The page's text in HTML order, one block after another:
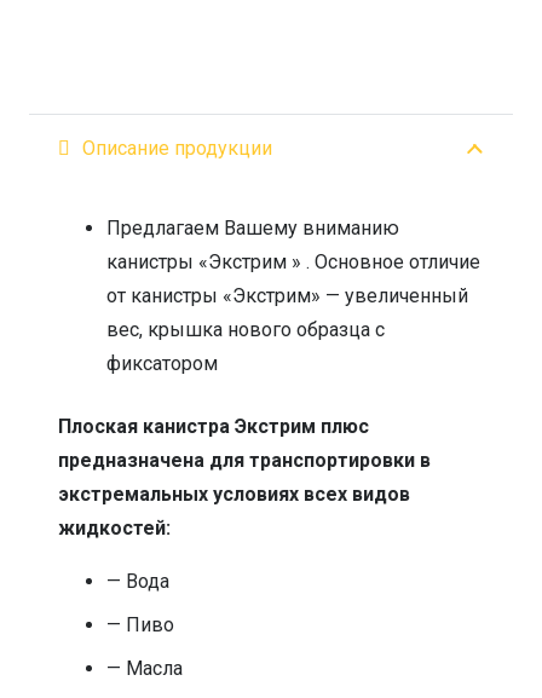
Описание продукции
Предлагаем Вашему вниманию
канистры «Экстрим » . Основное отличие
от канистры «Экстрим» — увеличенный
вес, крышка нового образца с
фиксатором
Плоская канистра Экстрим плюс
предназначена для транспортировки в
экстремальных условиях всех видов
жидкостей:
— Вода
— Пиво
— Масла